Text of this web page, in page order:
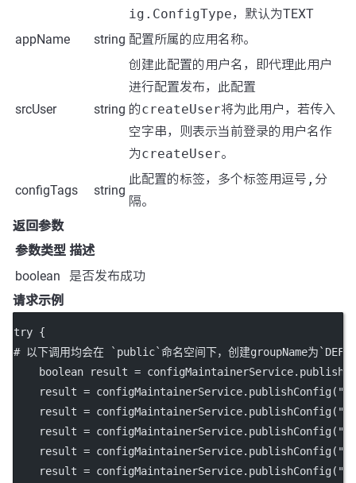
ig.ConfigType，默认为TEXT
appName
string 配置所属的应用名称。
srcUser string
创建此配置的用户名，即代理此用户
进行配置发布，此配置
的createUser将为此用户，若传入
空字串，则表示当前登录的用户名作
为createUser。
configTags string
此配置的标签，多个标签用逗号 , 分
隔。
返回参数
参数类型 描述
boolean
是否发布成功
请求示例
try {
# 以下调用均会在 ` public`命名空间下，创建groupName为
boolean result = configMaintainerService.
    result
= configMaintainerService. publishConfig(
    result
= configMaintainerService. publishConfig(
    result
= configMaintainerService. publishConfig(
    result
= configMaintainerService. publishConfig(
    result
= configMaintainerService. publishConfig(